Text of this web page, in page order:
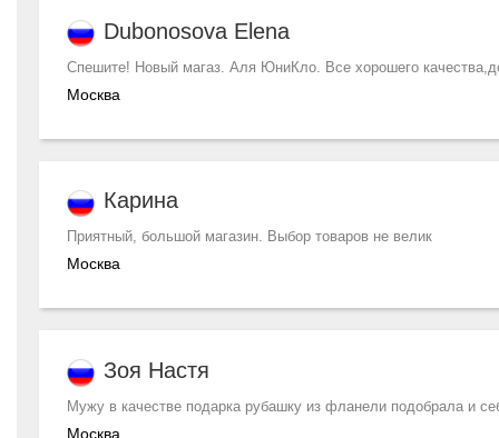
Dubonosova Elena
Спешите! Новый магаз. Аля ЮниКло. Все хорошего
Москва
Карина
Приятный, большой магазин. Выбор товаров не велик
Москва
Зоя Настя
Мужу в качестве подарка рубашку из фланели подобрала и
Москва